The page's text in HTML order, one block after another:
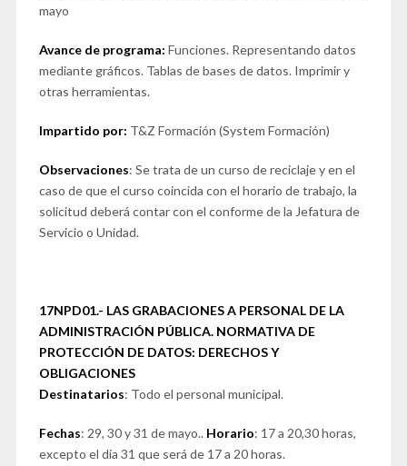
mayo
Avance de programa: Funciones. Representando datos
mediante gráficos. Tablas de bases de datos. Imprimir y
otras herramientas.
Impartido por: T&Z Formación (System Formación)
Observaciones: Se trata de un curso de reciclaje y en el
caso de que el curso coincida con el horario de trabajo, la
solicitud deberá contar con el conforme de la Jefatura de
Servicio o Unidad.
17NPD01.- LAS GRABACIONES A PERSONAL DE LA
ADMINISTRACIÓN PÚBLICA. NORMATIVA DE
PROTECCIÓN DE DATOS: DERECHOS Y
OBLIGACIONES
Destinatarios: Todo el personal municipal.
Fechas: 29, 30 y 31 de mayo.. Horario: 17 a 20,30 horas,
excepto el día 31 que será de 17 a 20 horas.